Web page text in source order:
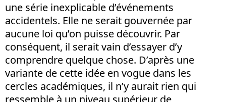
une série inexplicable d’événements
accidentels. Elle ne serait gouvernée par
aucune loi qu’on puisse découvrir. Par
conséquent, il serait vain d’essayer d’y
comprendre quelque chose. D’après une
variante de cette idée en vogue dans les
cercles académiques, il n’y aurait rien qui
ressemble à un niveau supérieur de